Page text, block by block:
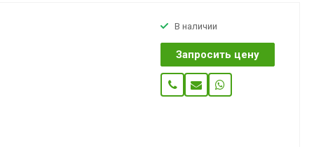
В наличии
Запросить цену